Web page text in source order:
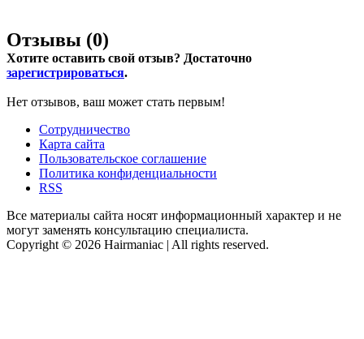
Отзывы (0)
Хотите оставить свой отзыв? Достаточно
зарегистрироваться.
Нет отзывов, ваш может стать первым!
Сотрудничество
Карта сайта
Пользовательское соглашение
Политика конфиденциальности
RSS
Все материалы сайта носят информационный характер и не
могут заменять консультацию специалиста.
Copyright © 2026 Hairmaniac | All rights reserved.